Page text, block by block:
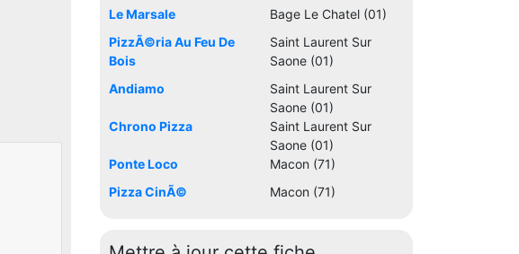
Le Marsale
Bage Le Chatel (01)
PizzÃ©ria Au Feu De
Bois
Saint Laurent Sur
Saone (01)
Andiamo
Saint Laurent Sur
Saone (01)
Chrono Pizza
Saint Laurent Sur
Saone (01)
Ponte Loco
Macon (71)
Pizza CinÃ©
Macon (71)